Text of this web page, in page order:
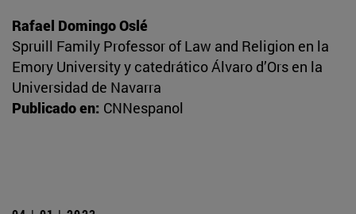
Rafael Domingo Oslé
Spruill Family Professor of Law and Religion en la
Emory University y catedrático Álvaro d’Ors en la
Universidad de Navarra
Publicado en: CNNespanol